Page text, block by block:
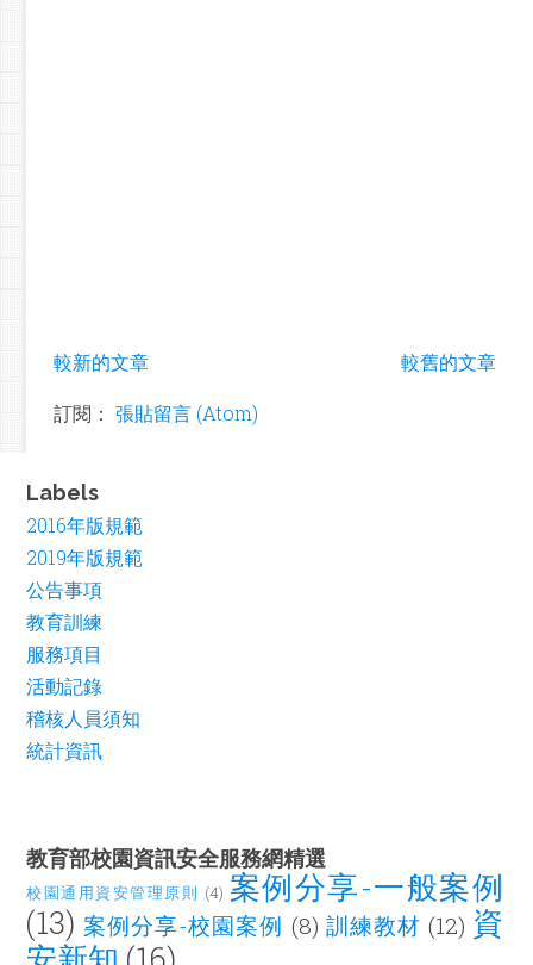
較新的文章 較舊的文章
訂閱： 張貼留言 (Atom)
Labels
2016年版規範
2019年版規範
公告事項
教育訓練
服務項目
活動記錄
稽核人員須知
統計資訊
教育部校園資訊安全服務網精選
校園通用資安管理原則 (4) 案例分享-一般案例
(13) 案例分享-校園案例 (8) 訓練教材 (12) 資